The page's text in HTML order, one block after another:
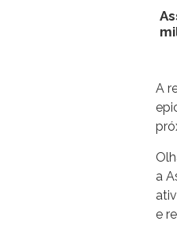
A
a
e